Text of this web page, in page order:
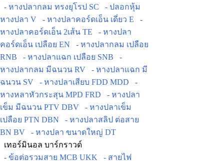
- หางปลากลม ทรงยุโรป SC
- ปลอกหุ้ม
หางปลา V
- หางปลาคอร์ดเอ็น เดี่ยว E
-
หางปลาคอร์ดเอ็น 2เส้น TE
- หางปลา
คอร์ดเอ็น เปลือย EN
- หางปลากลม เปลือย
RNB
- หางปลาแฉก เปลือย SNB
-
หางปลากลม มีฉนวน RV
- หางปลาแฉก มี
ฉนวน SV
- หางปลาเสียบ FDD MDD
-
หางหลาหัวกระสุน MPD FRD
- หางปลา
เข็ม มีฉนวน PTV DBV
- หางปลาเข็ม
เปลือย PTN DBN
- หางปลาสลิป ต่อสาย
BN BV
- หางปลา ขนาดใหญ่ DT
เทอร์มินอล บาร์กราวด์
- ข้อต่อรวมสาย MCB UKK
- สายไฟ